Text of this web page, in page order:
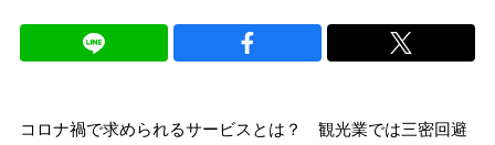
コロナ禍で求められるサービスとは？ 観光業では三密回避